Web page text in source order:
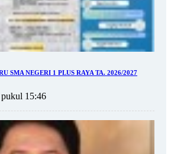
SMA NEGERI 1 PLUS RAYA TA. 2026/2027
15:46